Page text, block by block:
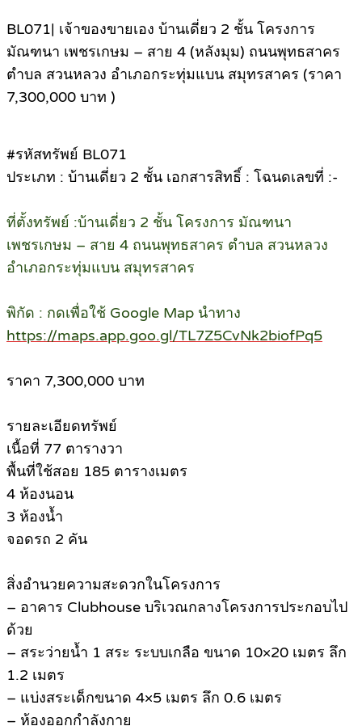
BL071| เจ้าของขายเอง บ้านเดี่ยว 2 ชั้น โครงการ
มัณฑนา เพชรเกษม – สาย 4 (หลังมุม) ถนนพุทธสาคร
ตำบล สวนหลวง อำเภอกระทุ่มแบน สมุทรสาคร (ราคา
7,300,000 บาท )
#รหัสทรัพย์ BL071
ประเภท : บ้านเดี่ยว 2 ชั้น เอกสารสิทธิ์ : โฉนดเลขที่ :-
ที่ตั้งทรัพย์ :บ้านเดี่ยว 2 ชั้น โครงการ มัณฑนา
เพชรเกษม – สาย 4 ถนนพุทธสาคร ตำบล สวนหลวง
อำเภอกระทุ่มแบน สมุทรสาคร
พิกัด : กดเพื่อใช้ Google Map นำทาง
https://maps.app.goo.gl/TL7Z5CvNk2biofPq5
ราคา 7,300,000 บาท
รายละเอียดทรัพย์
เนื้อที่ 77 ตารางวา
พื้นที่ใช้สอย 185 ตารางเมตร
4 ห้องนอน
3 ห้องน้ำ
จอดรถ 2 คัน
สิ่งอำนวยความสะดวกในโครงการ
– อาคาร Clubhouse บริเวณกลางโครงการประกอบไป
ด้วย
– สระว่ายน้ำ 1 สระ ระบบเกลือ ขนาด 10×20 เมตร ลึก
1.2 เมตร
– แบ่งสระเด็กขนาด 4×5 เมตร ลึก 0.6 เมตร
– ห้องออกกำลังกาย